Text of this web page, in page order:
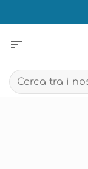
ai
sort
Cerca: